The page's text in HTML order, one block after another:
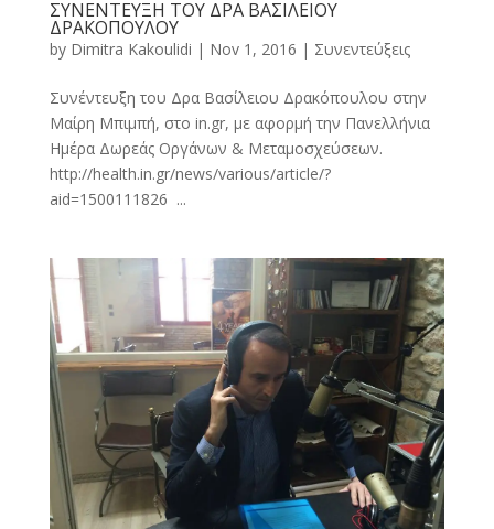
ΣΥΝΕΝΤΕΥΞΗ ΤΟΥ ΔΡΑ ΒΑΣΙΛΕΙΟΥ
ΔΡΑΚΟΠΟΥΛΟΥ
by Dimitra Kakoulidi | Nov 1, 2016 | Συνεντεύξεις
Συνέντευξη του Δρα Βασίλειου Δρακόπουλου στην
Μαίρη Μπιμπή, στο in.gr, με αφορμή την Πανελλήνια
Ημέρα Δωρεάς Οργάνων & Μεταμοσχεύσεων.
http://health.in.gr/news/various/article/?
aid=1500111826 ...